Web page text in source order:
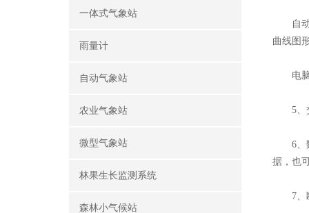
一体式气象站
雨量计
自动气象站
农业气象站
微型气象站
林果生长监测系统
森林小气候站
自动
曲线图
电脑
5、交
6、数
据，也
7、断